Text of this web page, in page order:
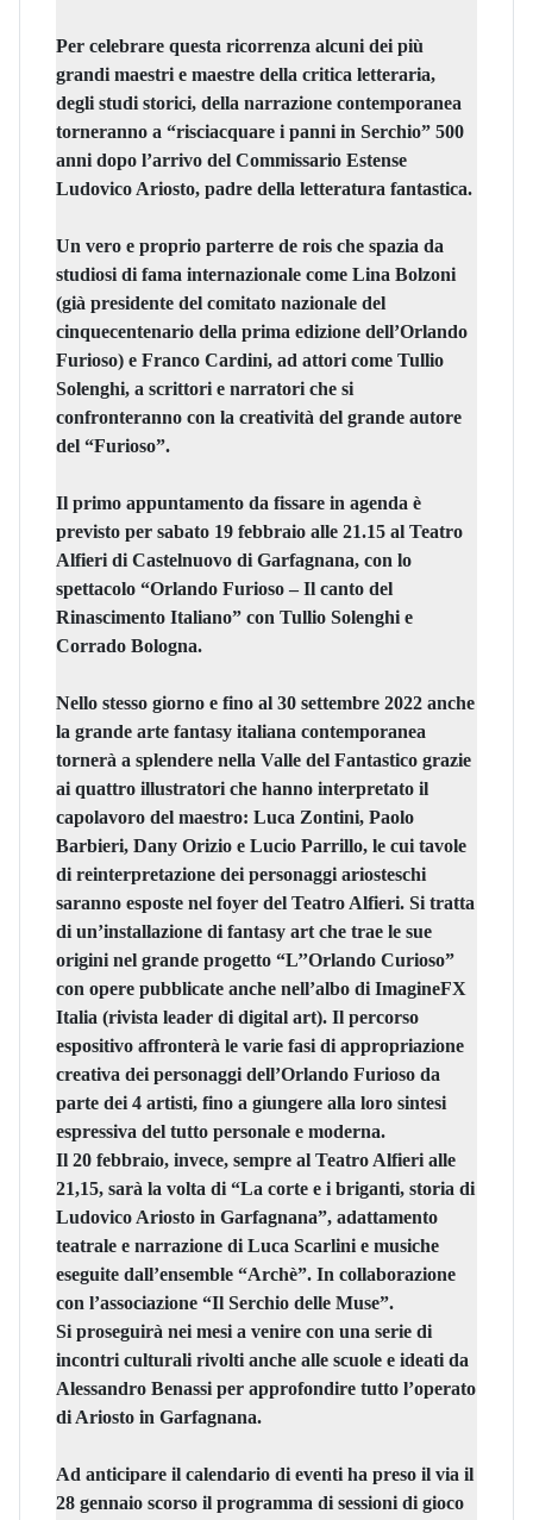
Per celebrare questa ricorrenza alcuni dei più
grandi maestri e maestre della critica letteraria,
degli studi storici, della narrazione contemporanea
torneranno a “risciacquare i panni in Serchio” 500
anni dopo l’arrivo del Commissario Estense
Ludovico Ariosto, padre della letteratura fantastica.
Un vero e proprio parterre de rois che spazia da
studiosi di fama internazionale come Lina Bolzoni
(già presidente del comitato nazionale del
cinquecentenario della prima edizione dell’Orlando
Furioso) e Franco Cardini, ad attori come Tullio
Solenghi, a scrittori e narratori che si
confronteranno con la creatività del grande autore
del “Furioso”.
Il primo appuntamento da fissare in agenda è
previsto per sabato 19 febbraio alle 21.15 al Teatro
Alfieri di Castelnuovo di Garfagnana, con lo
spettacolo “Orlando Furioso – Il canto del
Rinascimento Italiano” con Tullio Solenghi e
Corrado Bologna.
Nello stesso giorno e fino al 30 settembre 2022 anche
la grande arte fantasy italiana contemporanea
tornerà a splendere nella Valle del Fantastico grazie
ai quattro illustratori che hanno interpretato il
capolavoro del maestro: Luca Zontini, Paolo
Barbieri, Dany Orizio e Lucio Parrillo, le cui tavole
di reinterpretazione dei personaggi ariosteschi
saranno esposte nel foyer del Teatro Alfieri. Si tratta
di un’installazione di fantasy art che trae le sue
origini nel grande progetto “L’’Orlando Curioso”
con opere pubblicate anche nell’albo di ImagineFX
Italia (rivista leader di digital art). Il percorso
espositivo affronterà le varie fasi di appropriazione
creativa dei personaggi dell’Orlando Furioso da
parte dei 4 artisti, fino a giungere alla loro sintesi
espressiva del tutto personale e moderna.
Il 20 febbraio, invece, sempre al Teatro Alfieri alle
21,15, sarà la volta di “La corte e i briganti, storia di
Ludovico Ariosto in Garfagnana”, adattamento
teatrale e narrazione di Luca Scarlini e musiche
eseguite dall’ensemble “Archè”. In collaborazione
con l’associazione “Il Serchio delle Muse”.
Si proseguirà nei mesi a venire con una serie di
incontri culturali rivolti anche alle scuole e ideati da
Alessandro Benassi per approfondire tutto l’operato
di Ariosto in Garfagnana.
Ad anticipare il calendario di eventi ha preso il via il
28 gennaio scorso il programma di sessioni di gioco